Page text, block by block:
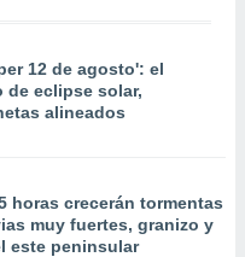
12 de agosto': el
eclipse solar,
alineados
horas crecerán tormentas
muy fuertes, granizo y
este peninsular